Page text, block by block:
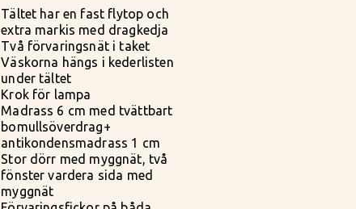
Tältet har en fast flytop och
extra markis med dragkedja
Två förvaringsnät i taket
Väskorna hängs i kederlisten
under tältet
Krok för lampa
Madrass 6 cm med tvättbart
bomullsöverdrag+
antikondensmadrass 1 cm
Stor dörr med myggnät, två
fönster vardera sida med
myggnät